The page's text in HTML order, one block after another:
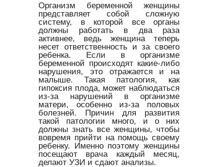
Организм беременной женщины
представляет собой сложную
систему, в которой все органы
должны работать в два раза
активнее, ведь женщина теперь
несет ответственность и за своего
ребенка. Если в организме
беременной происходят какие-либо
нарушения, это отражается и на
малыше. Такая патология, как
гипоксия плода, может наблюдаться
из-за нарушений в организме
матери, особенно из-за половых
болезней. Причин для развития
такой патологии много, и о них
должны знать все женщины, чтобы
вовремя прийти на помощь своему
ребенку. Именно поэтому женщины
посещают врача каждый месяц,
делают УЗИ и сдают анализы.